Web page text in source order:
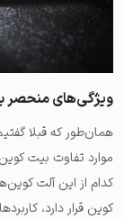
ویژگی‌های منحصر
همان‌طور که قبلا
موارد تفاوت بیت
کدام از این آلت
کوین قرار دارد،